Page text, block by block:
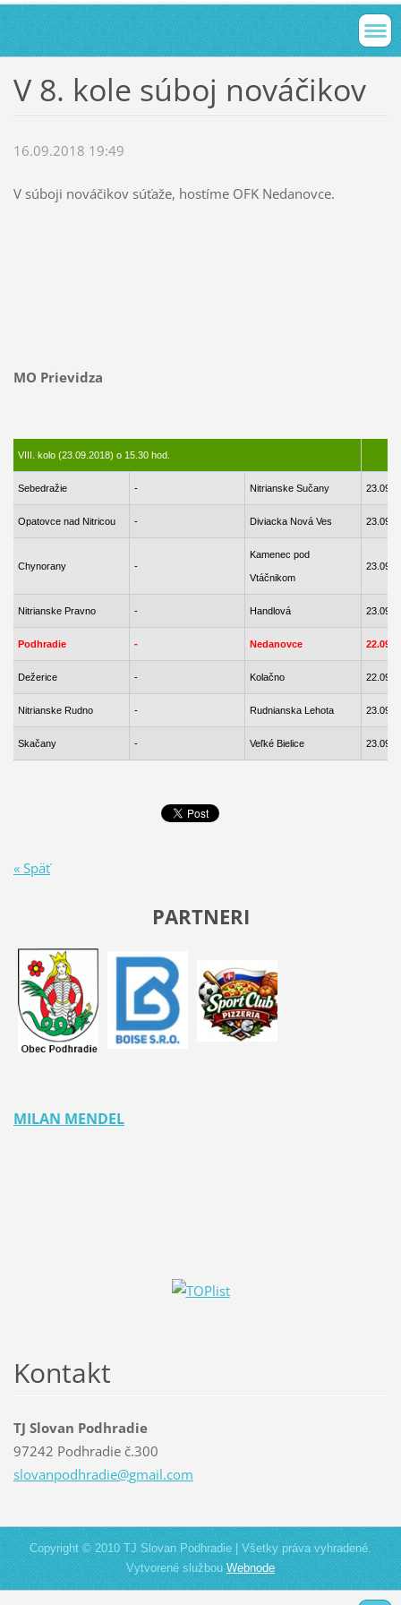
V 8. kole súboj nováčikov
16.09.2018 19:49
V súboji nováčikov súťaže, hostíme OFK Nedanovce.
MO Prievidza
VIII. kolo (23.09.2018) o 15.30 hod.
Sebedražie - Nitrianske Sučany
Opatovce nad Nitricou - Diviacka Nová Ves
Chynorany -
Kamenec pod
Vtáčnikom
Nitrianske Pravno - Handlová
Podhradie - Nedanovce
Dežerice - Kolačno
Nitrianske Rudno - Rudnianska Lehota
Skačany - Veľké Bielice
« Späť
PARTNERI
MILAN MENDEL
Kontakt
TJ Slovan Podhradie
97242 Podhradie č.300
slovanpodhradie@gmail.com
Copyright © 2010 TJ Slovan Podhradie | Všetky práva vyhradené.
Vytvorené službouWebnode